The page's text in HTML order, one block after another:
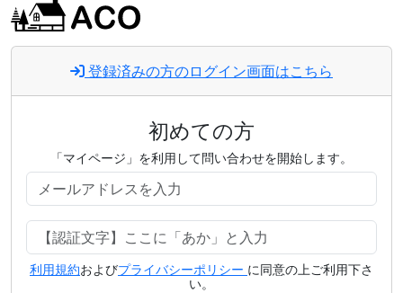
登録済みの方のログイン画面はこちら
初めての方
「マイページ」を利用して問い合わせを開始します。
利用規約およびプライバシーポリシー に同意の上ご利用下さ
い。